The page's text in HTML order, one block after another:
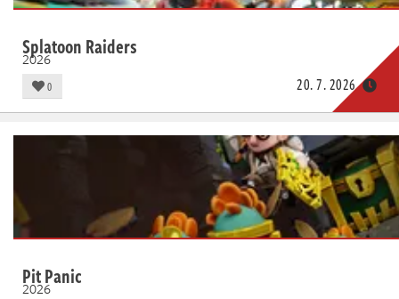
Splatoon Raiders
2026
0 20. 7. 2026
Pit Panic
2026